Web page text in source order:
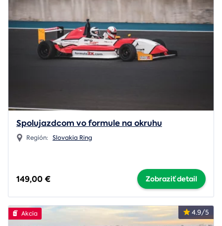
Spolujazdcom vo formule na okruhu
Región: Slovakia Ring
149,00 € Zobraziť detail
4.9/5
Akcia